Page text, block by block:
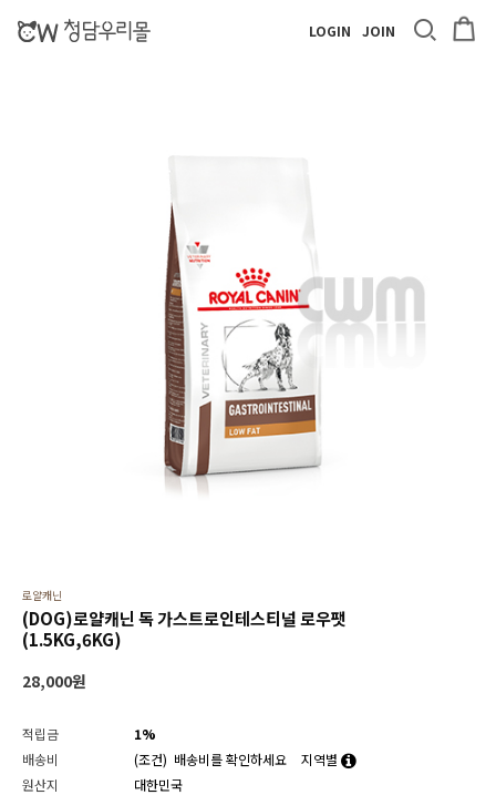
LOGIN JOIN
로얄캐닌
(DOG)로얄캐닌 독 가스트로인테스티널 로우팻
(1.5KG,6KG)
28,000원
적립금
1%
배송비
(조건) 배송비를 확인하세요
지역별
원산지
대한민국